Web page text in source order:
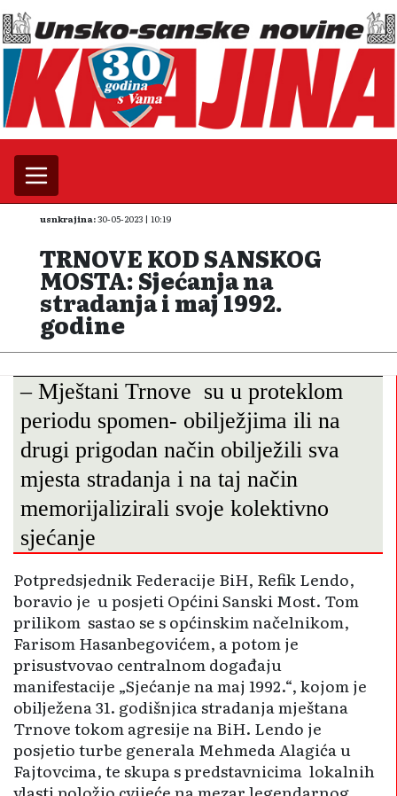
usnkrajina:30-05-2023 | 10:19
TRNOVE KOD SANSKOG
MOSTA: Sjećanja na
stradanja i maj 1992.
godine
– Mještani Trnove su u proteklom
periodu spomen- obilježjima ili na
drugi prigodan način obilježili sva
mjesta stradanja i na taj način
memorijalizirali svoje kolektivno
sjećanje
Potpredsjednik Federacije BiH, Refik Lendo,
boravio je u posjeti Općini Sanski Most. Tom
prilikom sastao se s općinskim načelnikom,
Farisom Hasanbegovićem, a potom je
prisustvovao centralnom događaju
manifestacije „Sjećanje na maj 1992.“, kojom je
obilježena 31. godišnjica stradanja mještana
Trnove tokom agresije na BiH. Lendo je
posjetio turbe generala Mehmeda Alagića u
Fajtovcima, te skupa s predstavnicima lokalnih
vlasti položio cvijeće na mezar legendarnog